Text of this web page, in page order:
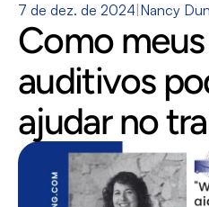
7 de dez. de 2024 Nancy
Como
auditivos
ajudar no